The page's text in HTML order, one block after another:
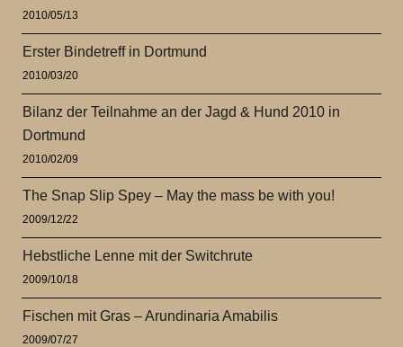
2010/05/13
Erster Bindetreff in Dortmund
2010/03/20
Bilanz der Teilnahme an der Jagd & Hund 2010 in
Dortmund
2010/02/09
The Snap Slip Spey – May the mass be with you!
2009/12/22
Hebstliche Lenne mit der Switchrute
2009/10/18
Fischen mit Gras – Arundinaria Amabilis
2009/07/27